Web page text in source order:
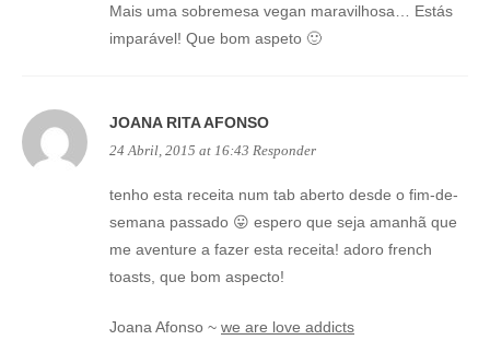
Mais uma sobremesa vegan maravilhosa… Estás
imparável! Que bom aspeto 🙂
JOANA RITA AFONSO
24 Abril, 2015 at 16:43 Responder
tenho esta receita num tab aberto desde o fim-de-
semana passado 😛 espero que seja amanhã que
me aventure a fazer esta receita! adoro french
toasts, que bom aspecto!
Joana Afonso ~ we are love addicts